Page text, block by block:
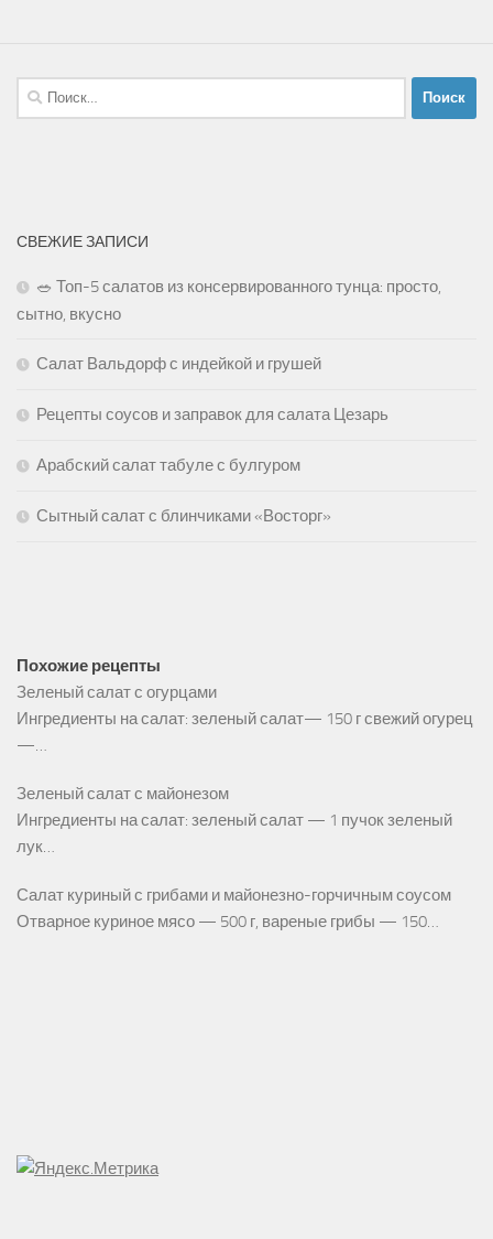
Найти:
СВЕЖИЕ ЗАПИСИ
🥗 Топ-5 салатов из консервированного тунца: просто,
сытно, вкусно
Салат Вальдорф с индейкой и грушей
Рецепты соусов и заправок для салата Цезарь
Арабский салат табуле с булгуром
Сытный салат с блинчиками «Восторг»
Похожие рецепты
Зеленый салат с огурцами
Ингредиенты на салат: зеленый салат— 150 г свежий огурец
—…
Зеленый салат с майонезом
Ингредиенты на салат: зеленый салат — 1 пучок зеленый
лук…
Салат куриный с грибами и майонезно-горчичным соусом
Отварное куриное мясо — 500 г, вареные грибы — 150…